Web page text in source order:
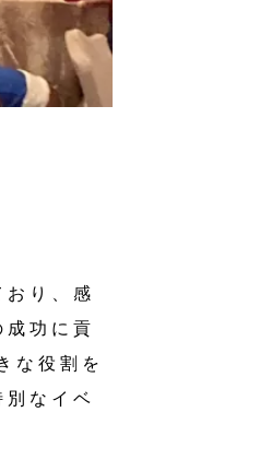
り、感
功に貢
な役割を
なイベ